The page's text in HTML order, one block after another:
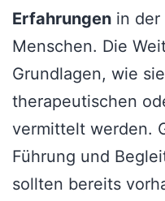
Erfahrungen in der
Menschen. Die
Grundlagen, wie
therapeutischen
vermittelt werden.
Führung und
sollten bereits